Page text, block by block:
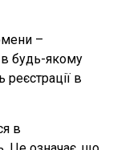
–
в будь-якому
в
в